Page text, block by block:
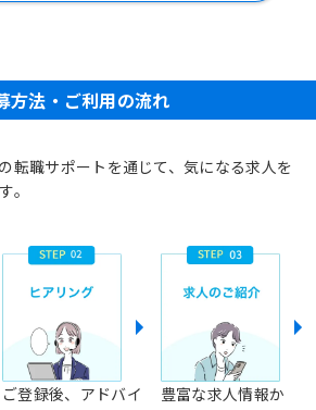
方法・ご利用の流れ
転職サポートを通じて、気になる求人を
。
ご登録後、アドバイ
豊富な求人情報か